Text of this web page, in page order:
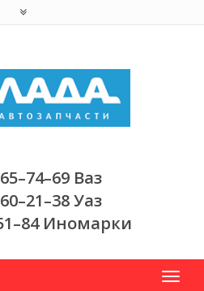
Ваз
Уаз
Иномарки